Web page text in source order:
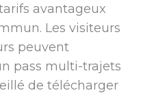
avantageux
Les visiteurs
peuvent
pass multi-trajets
de télécharger